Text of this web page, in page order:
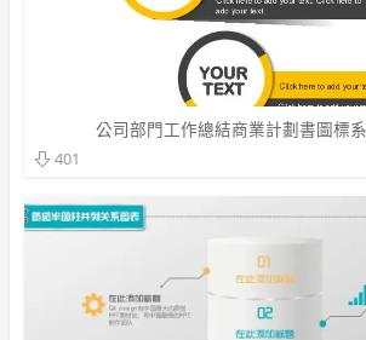
公司部門工作總結商業計劃書圖標
401